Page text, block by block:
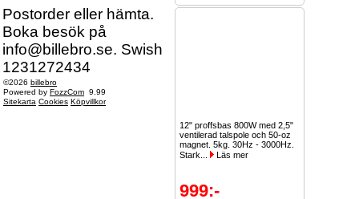
Postorder eller hämta.
Boka besök på
info@billebro.se. Swish
1231272434
©2026 billebro
Powered by FozzCom 9.99
Sitekarta Cookies Köpvillkor
12" proffsbas 800W med 2,5"
ventilerad talspole och 50-oz
magnet. 5kg. 30Hz - 3000Hz.
Stark...
Läs mer
999:-